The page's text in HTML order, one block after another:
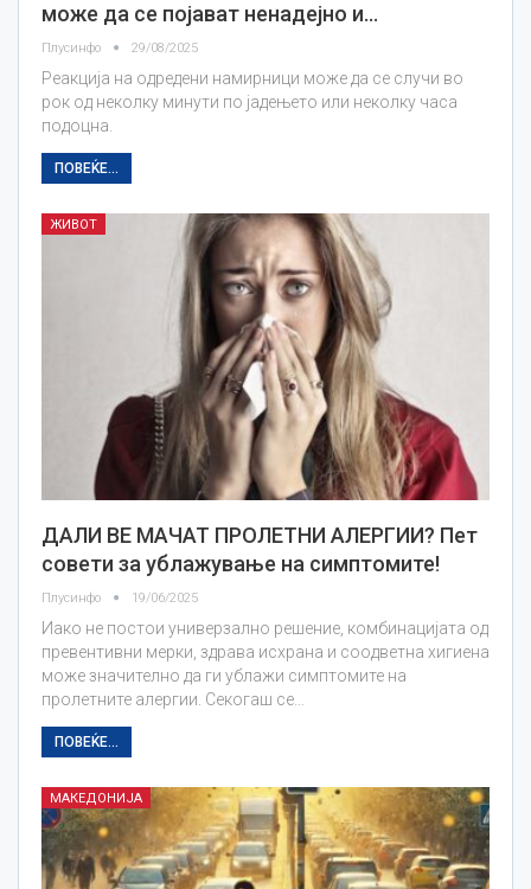
може да се појават ненадејно и…
Плусинфо 29/08/2025
Реакција на одредени намирници може да се случи во
рок од неколку минути по јадењето или неколку часа
подоцна.
ПОВЕЌЕ...
ЖИВОТ
ДАЛИ ВЕ МАЧАТ ПРОЛЕТНИ АЛЕРГИИ? Пет
совети за ублажување на симптомите!
Плусинфо 19/06/2025
Иако не постои универзално решение, комбинацијата од
превентивни мерки, здрава исхрана и соодветна хигиена
може значително да ги ублажи симптомите на
пролетните алергии. Секогаш се…
ПОВЕЌЕ...
МАКЕДОНИЈА